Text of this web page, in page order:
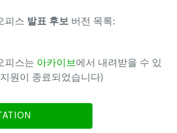
피스 발표 후보 버전 목록:
피스는 아카이브 에서 내려받을 수 있
원이 종료되었습니다)